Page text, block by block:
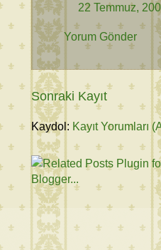
22 Temmuz,
Yorum Gönder
Sonraki Kayıt
Kaydol: Kayıt Yorumları